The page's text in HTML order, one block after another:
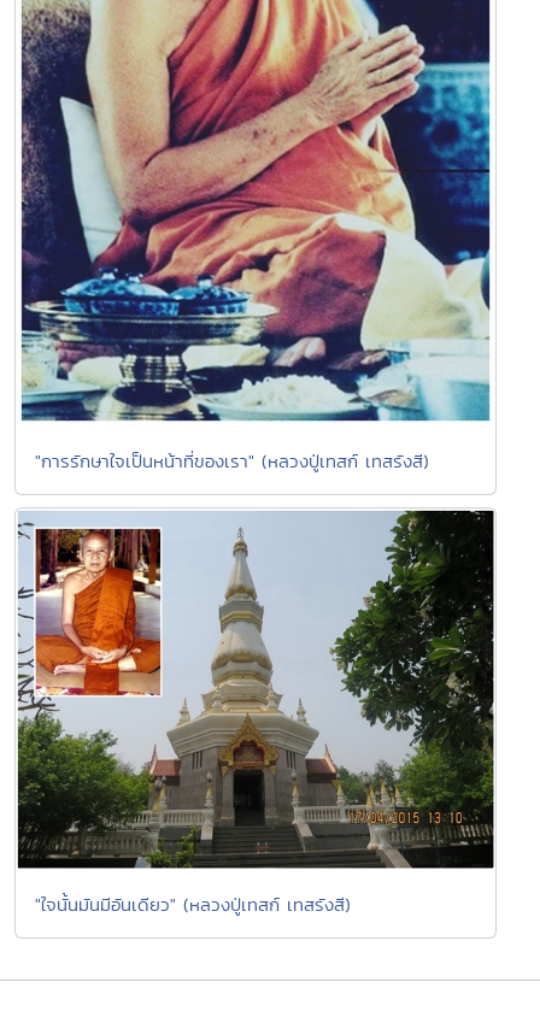
"การรักษาใจเป็นหน้าที่ของเรา" (หลวงปู่เทสก์ เทสรังสี)
"ใจนั้นมันมีอันเดียว" (หลวงปู่เทสก์ เทสรังสี)